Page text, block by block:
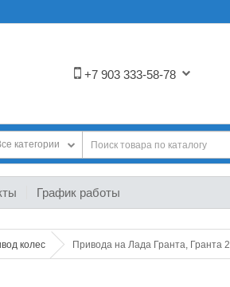
+7 903 333-58-78
категории
График работы
колес Привода на Лада Гранта, Гранта 2